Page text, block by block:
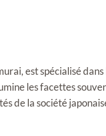
est spécialisé
les facettes
de la société